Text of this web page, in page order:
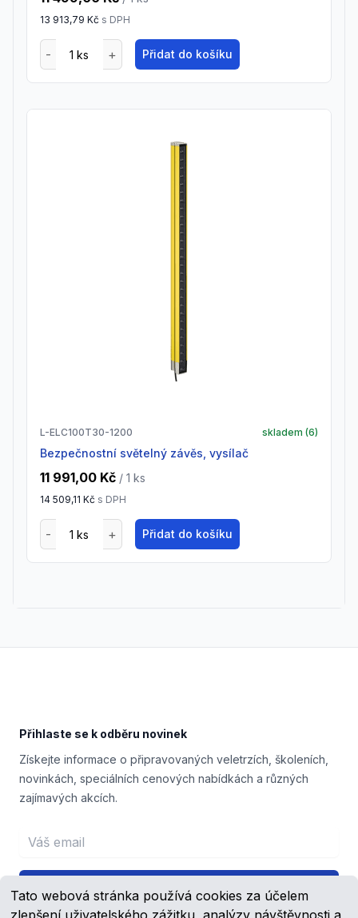
Tato webová stránka používá cookies za účelem
zlepšení uživatelského zážitku, analýzy návštěvnosti a
13 913,79 Kč s DPH
Přidat do košíku
L-ELC100T30-1200 skladem (6)
Bezpečnostní světelný závěs, vysílač
11 991,00 Kč / 1 ks
14 509,11 Kč s DPH
Přidat do košíku
Přihlaste se k odběru novinek
Získejte informace o připravovaných veletrzích, školeních,
novinkách, speciálních cenových nabídkách a různých
zajímavých akcích.
Email address
Přihlášení